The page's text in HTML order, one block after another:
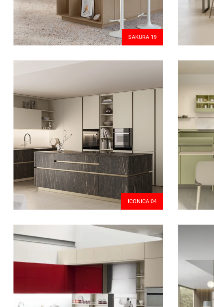
SAKURA 19
ICONICA 04